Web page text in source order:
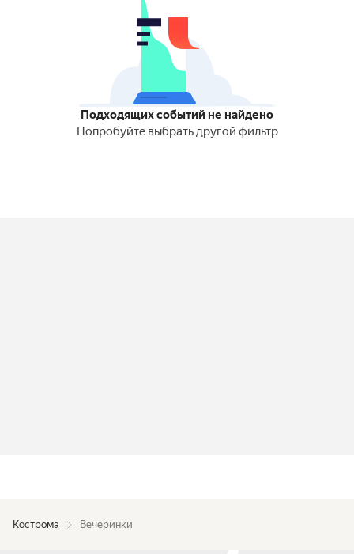
Подходящих событий не найдено
Попробуйте выбрать другой фильтр
Кострома Вечеринки